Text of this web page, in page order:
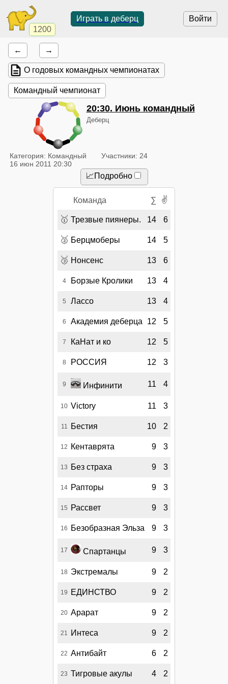
1200
Войти
Играть в деберц
← →
О годовых командных чемпионатах
Командный чемпионат
20:30. Июнь командный
Деберц
Категория: Командный
Участники: 24
16 июн 2011 20:30
📈Подробно
Команда ∑ ✌
🥇 Трезвые пиянеры. 14 6
🥈 Берцмоберы 14 5
🥉 Нонсенс 13 6
4 Борзые Кролики 13 4
5 Лассо 13 4
6 Академия деберца 12 5
7 КаНат и ко 12 5
8 РОССИЯ 12 3
9 Инфинити 11 4
10 Victory 11 3
11 Бестия 10 2
12 Кентаврята 9 3
13 Без страха 9 3
14 Рапторы 9 3
15 Рассвет 9 3
16 Безобразная Эльза 9 3
17 Спартанцы 9 3
18 Экстремалы 9 2
19 ЕДИНСТВО 9 2
20 Арарат 9 2
21 Интеса 9 2
22 Антибайт 6 2
23 Тигровые акулы 4 2